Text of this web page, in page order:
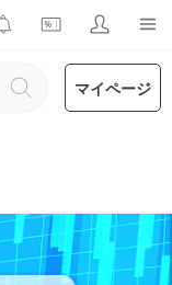
マイページ